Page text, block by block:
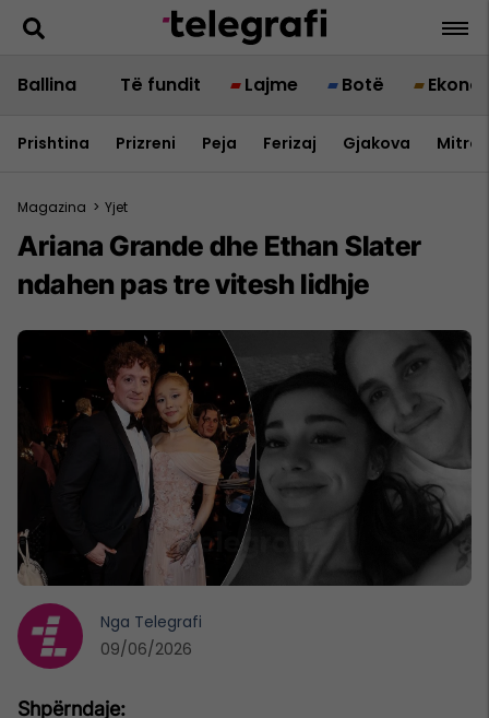
Ballina Të fundit Lajme Botë
Prishtina Prizreni Peja Ferizaj Gjakova
Magazina > Yjet
Ariana Grande dhe Ethan Slater
ndahen pas tre vitesh lidhje
Nga Telegrafi
09/06/2026